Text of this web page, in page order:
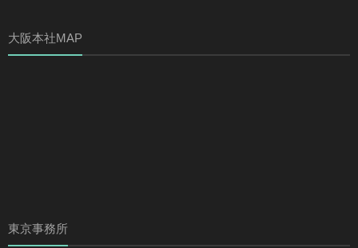
大阪本社MAP
東京事務所